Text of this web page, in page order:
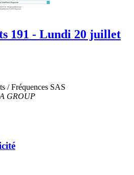
191 - Lundi 20 juillet
/ Fréquences SAS
GROUP